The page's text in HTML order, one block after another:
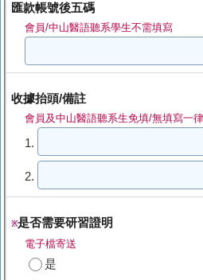
匯款帳號後五碼
會員/中山醫語聽系學生不需填寫
收據抬頭/備註
會員及中山醫語聽系生免填/無填寫一
1.
2.
※是否需要研習證明
電子檔寄送
是